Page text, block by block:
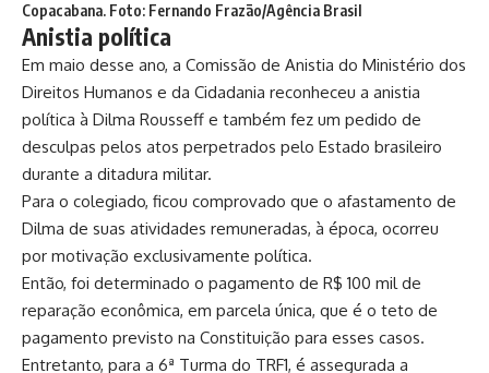
Copacabana. Foto: Fernando Frazão/Agência Brasil
Anistia política
Em maio desse ano, a Comissão de Anistia do Ministério dos
Direitos Humanos e da Cidadania reconheceu a anistia
política à Dilma Rousseff e também fez um pedido de
desculpas pelos atos perpetrados pelo Estado brasileiro
durante a ditadura militar.
Para o colegiado, ficou comprovado que o afastamento de
Dilma de suas atividades remuneradas, à época, ocorreu
por motivação exclusivamente política.
Então, foi determinado o pagamento de R$ 100 mil de
reparação econômica, em parcela única, que é o teto de
pagamento previsto na Constituição para esses casos.
Entretanto, para a 6ª Turma do TRF1, é assegurada a